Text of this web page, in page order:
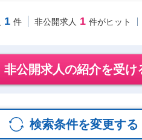
1 件 非公開求人 1 件がヒット
非公開求人の紹介を受け
検索条件を変更する